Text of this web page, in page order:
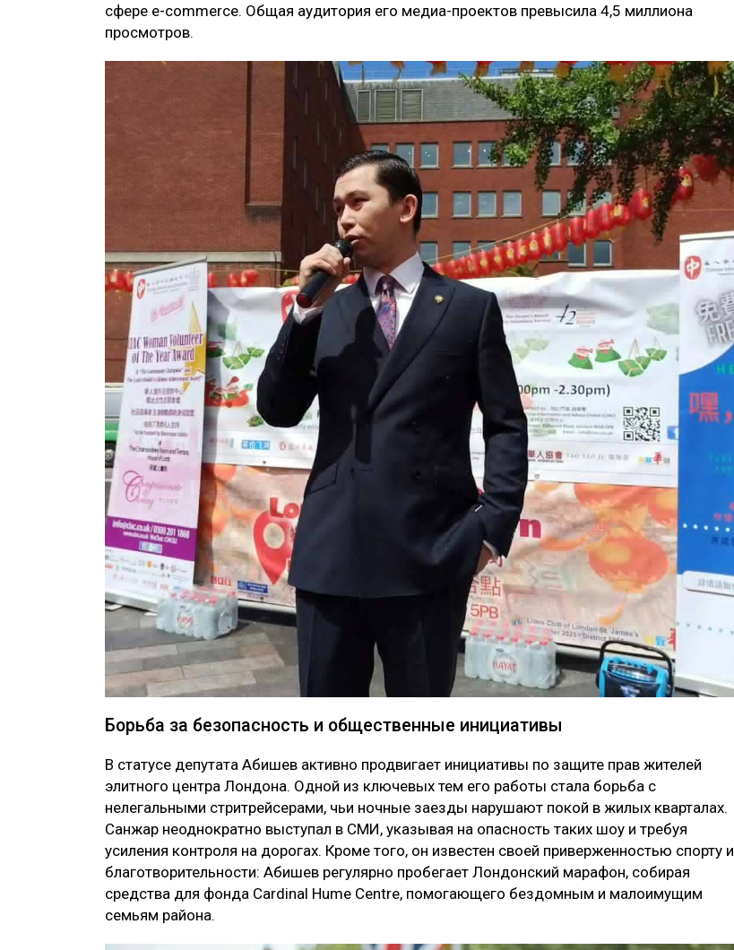
сфере e-commerce. Общая аудитория его медиа-проектов превысила 4,5 миллиона
просмотров.
Борьба за безопасность и общественные инициативы
В статусе депутата Абишев активно продвигает инициативы по защите прав жителей
элитного центра Лондона. Одной из ключевых тем его работы стала борьба с
нелегальными стритрейсерами, чьи ночные заезды нарушают покой в жилых кварталах.
Санжар неоднократно выступал в СМИ, указывая на опасность таких шоу и требуя
усиления контроля на дорогах. Кроме того, он известен своей приверженностью спорту и
благотворительности: Абишев регулярно пробегает Лондонский марафон, собирая
средства для фонда Cardinal Hume Centre, помогающего бездомным и малоимущим
семьям района.